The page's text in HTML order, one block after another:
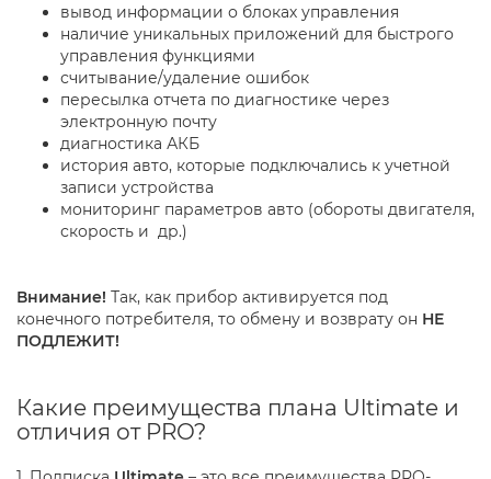
вывод информации о блоках управления
наличие уникальных приложений для быстрого
управления функциями
считывание/удаление ошибок
пересылка отчета по диагностике через
электронную почту
диагностика АКБ
история авто, которые подключались к учетной
записи устройства
мониторинг параметров авто (обороты двигателя,
скорость и др.)
Внимание! Так, как прибор активируется под
конечного потребителя, то обмену и возврату он НЕ
ПОДЛЕЖИТ!
Какие преимущества плана Ultimate и
отличия от PRO?